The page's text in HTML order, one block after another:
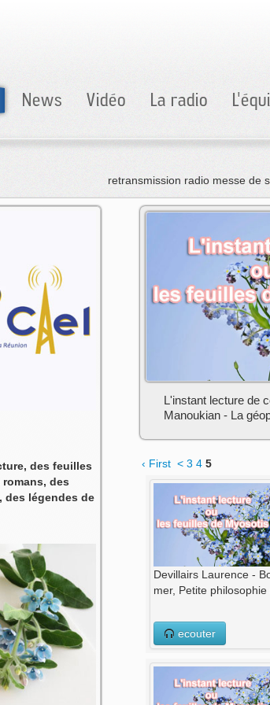
News Vidéo La radio
retransmission radio messe de
des feuilles
des
des légendes de
L'instant lecture de
Manoukian - La
‹ First < 3 4 5
Devillairs Laurence -
mer, Petite
ecouter